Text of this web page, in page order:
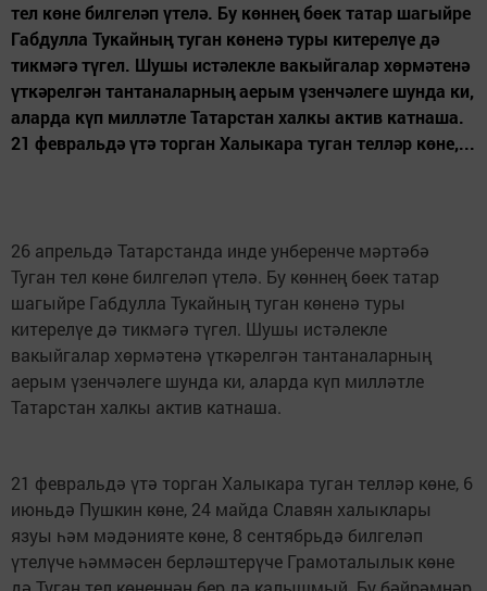
тел көне билгеләп үтелә. Бу көннең бөек татар шагыйре
Габдулла Тукайның туган көненә туры китерелүе дә
тикмәгә түгел. Шушы истәлекле вакыйгалар хөрмәтенә
үткәрелгән тантаналарның аерым үзенчәлеге шунда ки,
аларда күп милләтле Татарстан халкы актив катнаша.
21 февральдә үтә торган Халыкара туган телләр көне,...
26 апрельдә Татарстанда инде унберенче мәртәбә
Туган тел көне билгеләп үтелә. Бу көннең бөек татар
шагыйре Габдулла Тукайның туган көненә туры
китерелүе дә тикмәгә түгел. Шушы истәлекле
вакыйгалар хөрмәтенә үткәрелгән тантаналарның
аерым үзенчәлеге шунда ки, аларда күп милләтле
Татарстан халкы актив катнаша.
21 февральдә үтә торган Халыкара туган телләр көне, 6
июньдә Пушкин көне, 24 майда Славян халыклары
язуы һәм мәдәнияте көне, 8 сентябрьдә билгеләп
үтелүче һәммәсен берләштерүче Грамоталылык көне